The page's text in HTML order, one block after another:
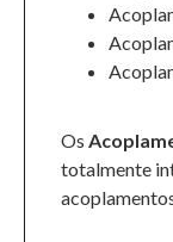
Os
totalmente